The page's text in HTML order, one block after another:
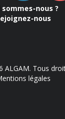
sommes-nous ?
nous
ALGAM. Tous
légales